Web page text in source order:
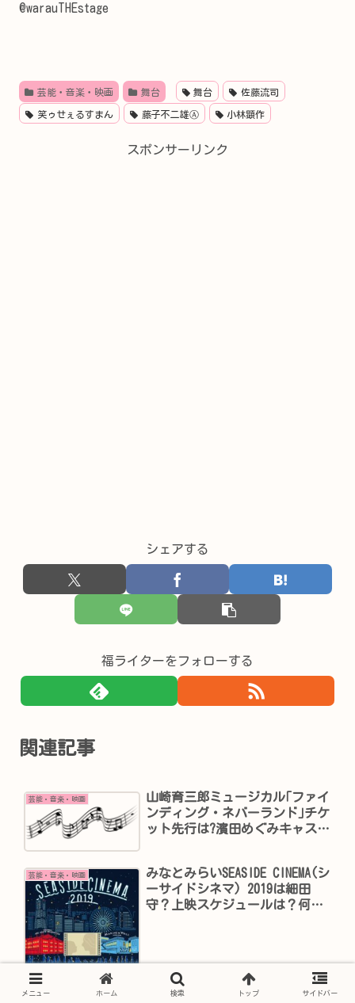
@warauTHEstage
芸能・音楽・映画 舞台 舞台 佐藤流司
笑ゥせぇるすまん 藤子不二雄Ⓐ 小林顕作
スポンサーリンク
シェアする
福ライターをフォローする
関連記事
芸能・音楽・映画
山崎育三郎ミュージカル｢ファイ
ンディング・ネバーランド｣チケ
ット先行は?濱田めぐみキャスト
芸能・音楽・映画
みなとみらいSEASIDE CINEMA(シ
ーサイドシネマ) 2019は細田
守？上映スケジュールは？何時
メニュー ホーム 検索 トップ サイドバー